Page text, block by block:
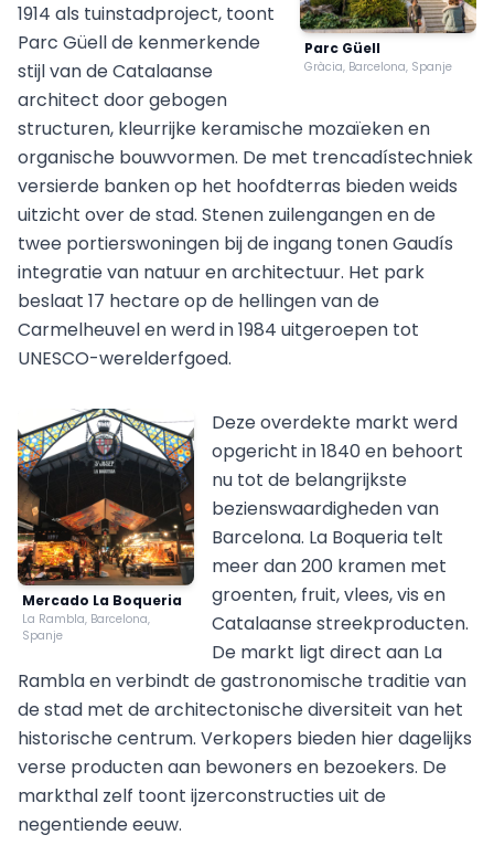
Parc Güell
Gràcia, Barcelona, Spanje
1914 als tuinstadproject, toont
Parc Güell de kenmerkende
stijl van de Catalaanse
architect door gebogen
structuren, kleurrijke keramische mozaïeken en
organische bouwvormen. De met trencadístechniek
versierde banken op het hoofdterras bieden weids
uitzicht over de stad. Stenen zuilengangen en de
twee portierswoningen bij de ingang tonen Gaudís
integratie van natuur en architectuur. Het park
beslaat 17 hectare op de hellingen van de
Carmelheuvel en werd in 1984 uitgeroepen tot
UNESCO-werelderfgoed.
Mercado La Boqueria
La Rambla, Barcelona,
Spanje
Deze overdekte markt werd
opgericht in 1840 en behoort
nu tot de belangrijkste
bezienswaardigheden van
Barcelona. La Boqueria telt
meer dan 200 kramen met
groenten, fruit, vlees, vis en
Catalaanse streekproducten.
De markt ligt direct aan La
Rambla en verbindt de gastronomische traditie van
de stad met de architectonische diversiteit van het
historische centrum. Verkopers bieden hier dagelijks
verse producten aan bewoners en bezoekers. De
markthal zelf toont ijzerconstructies uit de
negentiende eeuw.